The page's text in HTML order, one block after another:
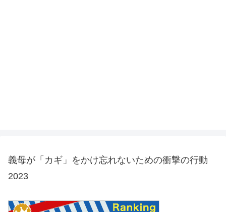
義母が「カギ」をかけ忘れないための衝撃の行動
2023